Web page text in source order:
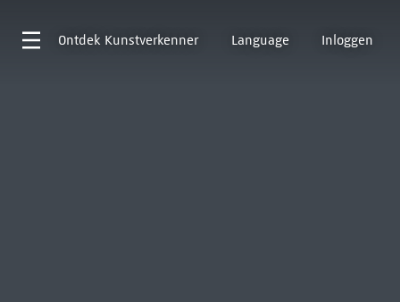
Ontdek Kunstverkenner Language Inloggen